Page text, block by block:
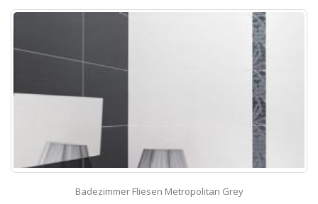
Badezimmer Fliesen Metropolitan Grey